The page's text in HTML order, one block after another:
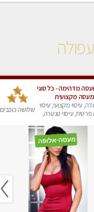
מדהימה - כל סוגי
מעסה מקצועית
מוזמן לחוויה
עיסוי מקצועי, עיסוי
פרטית, עיסוי טנטרה,
שלושה כוכבים